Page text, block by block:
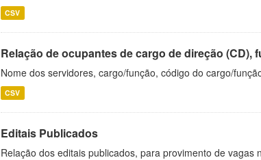
CSV
Relação de ocupantes de cargo de direção (CD),
Nome dos servidores, cargo/função, código do cargo/
CSV
Editais Publicados
Relação dos editais publicados, para provimento de vagas